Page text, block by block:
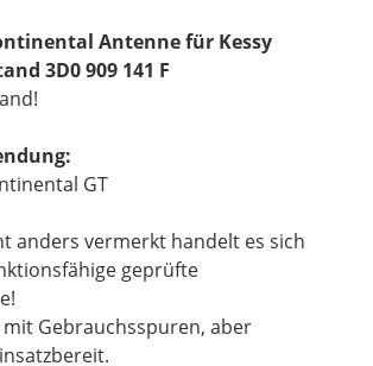
Antenne für Kessy
3D0 909 141 F
GT
anders vermerkt handelt es sich
geprüfte
Gebrauchsspuren, aber